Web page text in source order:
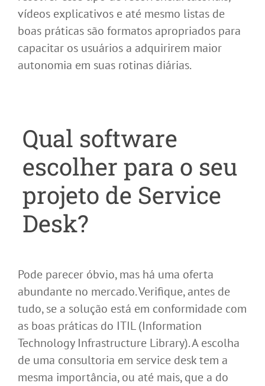
vídeos explicativos e até mesmo listas de
boas práticas são formatos apropriados para
capacitar os usuários a adquirirem maior
autonomia em suas rotinas diárias.
Qual software
escolher para o seu
projeto de Service
Desk?
Pode parecer óbvio, mas há uma oferta
abundante no mercado. Verifique, antes de
tudo, se a solução está em conformidade com
as boas práticas do ITIL (Information
Technology Infrastructure Library). A escolha
de uma consultoria em service desk tem a
mesma importância, ou até mais, que a do